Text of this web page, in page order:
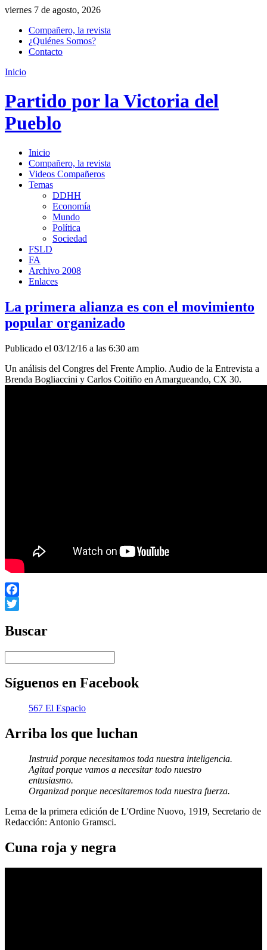
viernes 7 de agosto, 2026
Compañero, la revista
¿Quiénes Somos?
Contacto
Inicio
Partido por la Victoria del
Pueblo
Inicio
Compañero, la revista
Videos Compañeros
Temas
DDHH
Economía
Mundo
Política
Sociedad
FSLD
FA
Archivo 2008
Enlaces
La primera alianza es con el movimiento
popular organizado
Publicado el 03/12/16 a las 6:30 am
Un análisis del Congres del Frente Amplio. Audio de la Entrevista a
Brenda Bogliaccini y Carlos Coitiño en Amargueando, CX 30.
Facebook
Buscar
Síguenos en Facebook
567 El Espacio
Arriba los que luchan
Instruid porque necesitamos toda nuestra inteligencia.
Agitad porque vamos a necesitar todo nuestro
entusiasmo.
Organizad porque necesitaremos toda nuestra fuerza.
Lema de la primera edición de L'Ordine Nuovo, 1919, Secretario de
Redacción: Antonio Gramsci.
Cuna roja y negra